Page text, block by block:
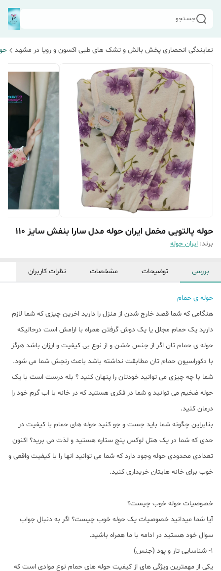
جستجو
نمایندگی انحصاری پخش بالش و تشک های طبی اکسون و رویا در مشهد
حوله پالتویی مخمل ایران حوله مدل سارا بنفش سایز 110
برند: ایران حوله
بررسی توضیحات مشخصات نظرات کاربران
حوله ی حمام
هنگامی که شما قصد خارج شدن از منزل را دارید اخرین چیزی که شما لازم
دارید یک حمام مجلل یا یک دوش گرفتن همراه با ارامش است درحالیکه
حوله ی حمام تان اگر از جنس خشن و از نوع بی کیفیت و ارزان باشد هرگز
با دکوراسیون حمام تان مطابقت نداشته باشد باعث رنجش شما می شود.
شما با چه چیزی می توانید خودتان را پنهان کنید ؟ بله درست است با یک
حوله ضخیم می توانید و شما در فکری هستید که در خانه با اب گرم خود را
درمان کنید.
بنابراین چگونه شما باید جست و جو کنید حوله های حمام با کیفیت در
حدی که شما در یک هتل لوکس پنج ستاره هستید و لذت می برید؟ اکنون
تعدادی محدودی حوله وجود دارد که شما می توانید انها را با کیفیت واقعی و
خوب برای خانه هایتان خریداری کنید.
خصوصیات حوله خوب چیست؟
آیا شما میدانید خصوصیات یک حوله خوب چیست؟ اگر به دنبال جواب
سوال خود هستید در ادامه با ما همراه باشید.
1- شناسایی تار و پود (جنس)
یکی از مهمترین ویژگی های از کیفیت حوله های حمام نوع موادی است که